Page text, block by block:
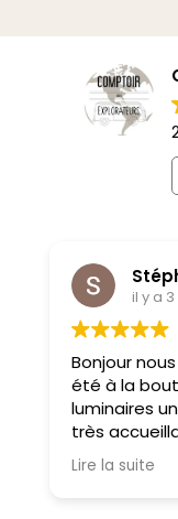
il y a
Bonjour
été à la
luminaires
très
choix on ne
tellement il y
Lire la suite